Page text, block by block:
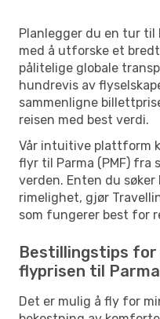
Planlegger du en tur til
med å utforske et
pålitelige globale
hundrevis av
sammenligne
reisen med best verdi.
Vår intuitive plattform
flyr til Parma (PMF) fra
verden. Enten du
rimelighet, gjør
som fungerer best for
Bestillingstips for
flyprisen til Parma
Det er mulig å fly for